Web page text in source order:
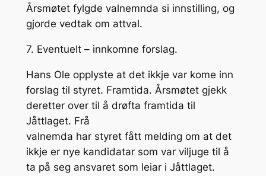
Årsmøtet fylgde valnemnda si innstilling, og
gjorde vedtak om attval.
7. Eventuelt – innkomne forslag.
Hans Ole opplyste at det ikkje var kome inn
forslag til styret. Framtida. Årsmøtet gjekk
deretter over til å drøfta framtida til
Jåttlaget. Frå
valnemda har styret fått melding om at det
ikkje er nye kandidatar som var viljuge til å
ta på seg ansvaret som leiar i Jåttlaget.